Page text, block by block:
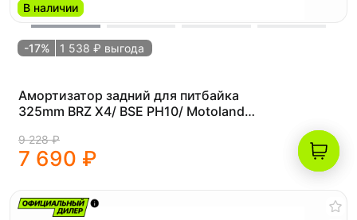
В наличии
-17% 1 538 ₽ выгода
Амортизатор задний для питбайка
325mm BRZ X4/ BSE PH10/ Motoland
9 228 ₽
7 690 ₽